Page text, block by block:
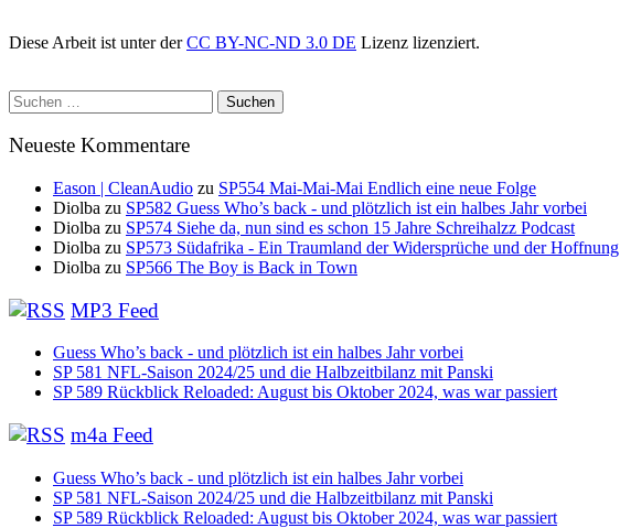
Diese Arbeit ist unter derCC BY-NC-ND 3.0 DE Lizenz lizenziert.
Suchen
nach:
Neueste Kommentare
Eason | CleanAudio zu SP554 Mai-Mai-Mai Endlich eine neue Folge
Diolba zu SP582 Guess Who’s back - und plötzlich ist ein halbes Jahr vorbei
Diolba zu SP574 Siehe da, nun sind es schon 15 Jahre Schreihalzz Podcast
Diolba zu SP573 Südafrika - Ein Traumland der Widersprüche und der Hoffnung
Diolba zu SP566 The Boy is Back in Town
MP3 Feed
Guess Who’s back - und plötzlich ist ein halbes Jahr vorbei
SP 581 NFL-Saison 2024/25 und die Halbzeitbilanz mit Panski
SP 589 Rückblick Reloaded: August bis Oktober 2024, was war passiert
m4a Feed
Guess Who’s back - und plötzlich ist ein halbes Jahr vorbei
SP 581 NFL-Saison 2024/25 und die Halbzeitbilanz mit Panski
SP 589 Rückblick Reloaded: August bis Oktober 2024, was war passiert